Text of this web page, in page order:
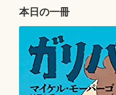
okr
本日の一冊